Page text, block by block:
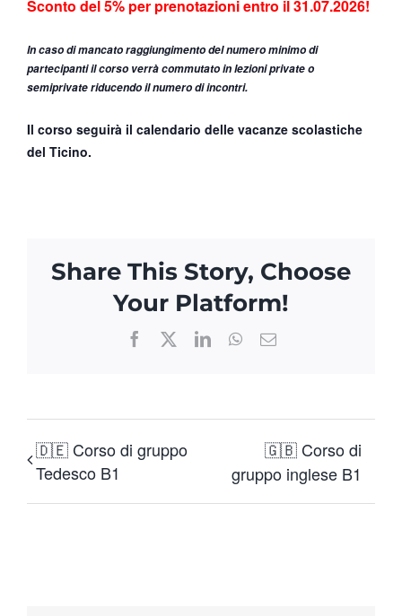
Sconto del 5% per prenotazioni entro il 31.07.2026!
In caso dimancato raggiungimentodel numero minimo di
partecipanti il corso verrà commutato in lezioni private o
semiprivate riducendo il numero di incontri.
Il corso seguirà il calendario delle vacanze scolastiche
del Ticino.
Share This Story, Choose
Your Platform!
Facebook LinkedInWhatsApp
Email
🇩🇪 Corso di gruppo
Tedesco B1
🇬🇧 Corso di
gruppo inglese B1